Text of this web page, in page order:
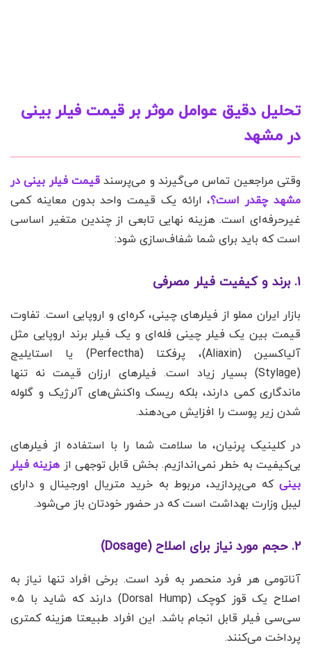
تحلیل دقیق عوامل موثر بر قیمت فیلر بینی
در مشهد
وقتی مراجعین تماس می‌گیرند و می‌پرسند قیمت فیلر بینی در
مشهد چقدر است؟، ارائه یک قیمت واحد بدون معاینه کمی
غیرحرفه‌ای است. هزینه نهایی تابعی از چندین متغیر اساسی
است که باید برای شما شفاف‌سازی شود:
۱. برند و کیفیت فیلر مصرفی
بازار ایران مملو از فیلرهای چینی، کره‌ای و اروپایی است. تفاوت
قیمت بین یک فیلر چینی فله‌ای و یک فیلر برند اروپایی مثل
آلیاکسین (Aliaxin)، پرفکتا (Perfectha) یا استایلیج
(Stylage) بسیار زیاد است. فیلرهای ارزان قیمت نه تنها
ماندگاری کمی دارند، بلکه ریسک واکنش‌های آلرژیک و گلوله
شدن زیر پوست را افزایش می‌دهند.
در کلینیک پرنیان، ما سلامت شما را با استفاده از فیلرهای
بی‌کیفیت به خطر نمی‌اندازیم. بخش قابل توجهی از هزینه فیلر
بینی که می‌پردازید، مربوط به خرید متریال اورجینال و دارای
لیبل وزارت بهداشت است که در حضور خودتان باز می‌شود.
۲. حجم مورد نیاز برای اصلاح (Dosage)
آناتومی هر فرد منحصر به فرد است. برخی افراد تنها نیاز به
اصلاح یک قوز کوچک (Dorsal Hump) دارند که شاید با ۰.۵
سی‌سی فیلر قابل انجام باشد. این افراد طبیعتا هزینه کمتری
پرداخت می‌کنند.